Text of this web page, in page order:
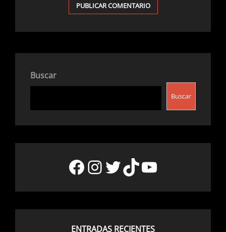
Buscar
Buscar
Facebook
Instagram
Twitter
TikTok
YouTube
ENTRADAS RECIENTES